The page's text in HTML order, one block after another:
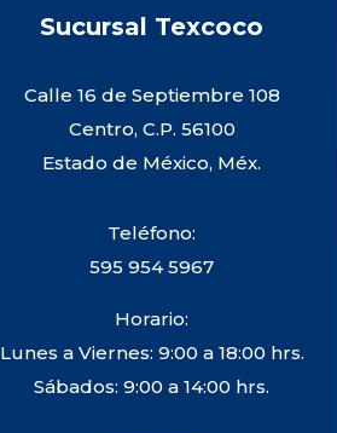
Sucursal Texcoco
Calle 16 de Septiembre 108
Centro, C.P. 56100
Estado de México, Méx.
Teléfono:
595 954 5967
Horario:
Lunes a Viernes: 9:00 a 18:00 hrs.
Sábados: 9:00 a 14:00 hrs.